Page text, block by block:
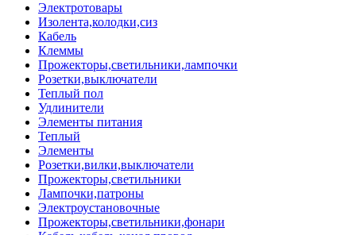
Электротовары
Изолента,колодки,сиз
Кабель
Клеммы
Прожекторы,светильники,лампочки
Розетки,выключатели
Теплый пол
Удлинители
Элементы питания
Теплый
Элементы
Розетки,вилки,выключатели
Прожекторы,светильники
Лампочки,патроны
Электроустановочные
Прожекторы,светильники,фонари